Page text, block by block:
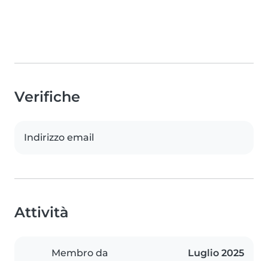
Verifiche
Indirizzo email
Attività
Membro da Luglio 2025